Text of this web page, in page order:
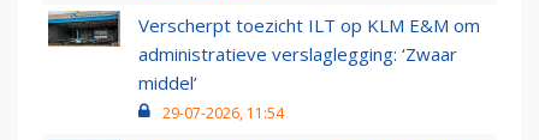
Verscherpt toezicht ILT op KLM E&M om
administratieve verslaglegging: ‘Zwaar
middel’
29-07-2026, 11:54